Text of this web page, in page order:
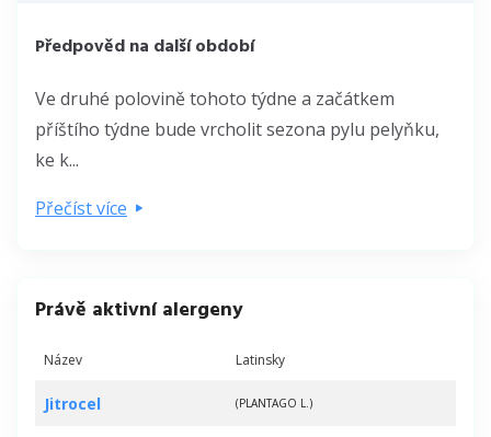
Předpověd na další období
Ve druhé polovině tohoto týdne a začátkem
příštího týdne bude vrcholit sezona pylu pelyňku,
ke k...
Přečíst více
Právě aktivní alergeny
Název Latinsky
Jitrocel (PLANTAGO L.)